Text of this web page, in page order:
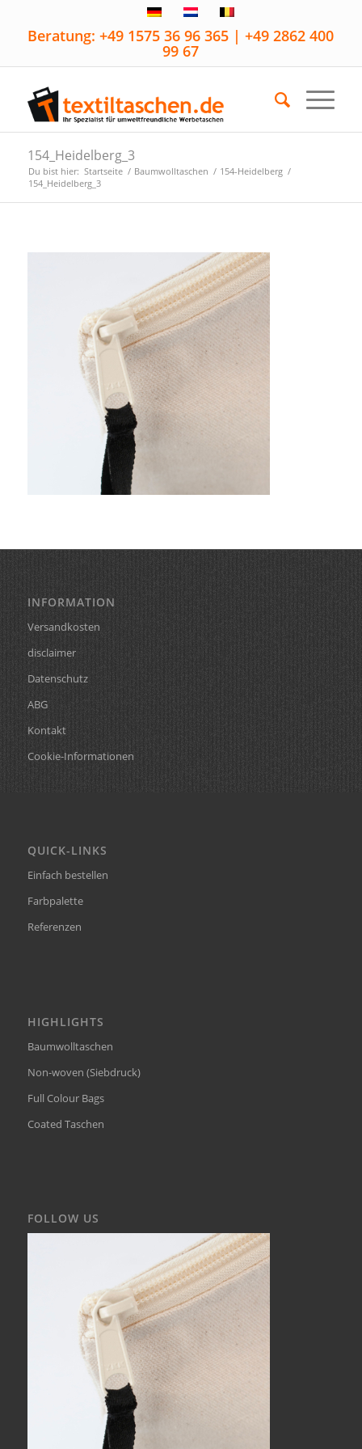
Beratung: +49 1575 36 96 365 | +49 2862 400
99 67
154_Heidelberg_3
Du bist hier: Startseite / Baumwolltaschen / 154-Heidelberg /
154_Heidelberg_3
INFORMATION
Versandkosten
disclaimer
Datenschutz
ABG
Kontakt
Cookie-Informationen
QUICK-LINKS
Einfach bestellen
Farbpalette
Referenzen
HIGHLIGHTS
Baumwolltaschen
Non-woven (Siebdruck)
Full Colour Bags
Coated Taschen
FOLLOW US